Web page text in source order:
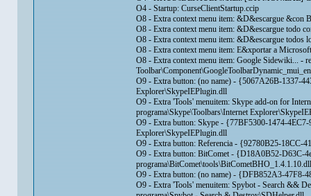
O4 - Startup: CurseClientStartup.ccip
O8 - Extra context menu item: &D&escargue &con
O8 - Extra context menu item: &D&escargue todo
O8 - Extra context menu item: &D&escargue todos
O8 - Extra context menu item: E&xportar a
O8 - Extra context menu item: Google Sidewiki... -
O9 - Extra button: (no name) - {5067A26B-1337-
Explorer\SkypeIEPlugin.dll
O9 - Extra 'Tools' menuitem: Skype add-on for
programa\Skype\Toolbars\Internet
O9 - Extra button: Skype - {77BF5300-1474-
Explorer\SkypeIEPlugin.dll
O9 - Extra button: Referencia - {92780B25-
O9 - Extra button: BitComet - {D18A0B52-D63C-
O9 - Extra button: (no name) - {DFB852A3-47F8-
O9 - Extra 'Tools' menuitem: Spybot - Search &&